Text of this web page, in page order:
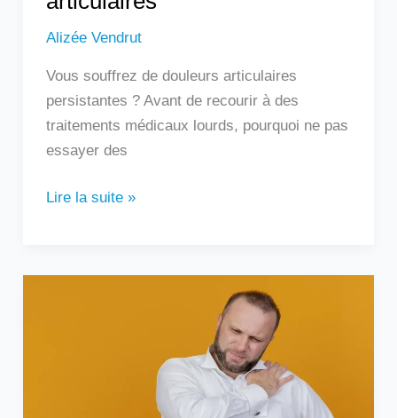
Alizée Vendrut
Vous souffrez de douleurs articulaires
persistantes ? Avant de recourir à des
traitements médicaux lourds, pourquoi ne pas
essayer des
Lire la suite »